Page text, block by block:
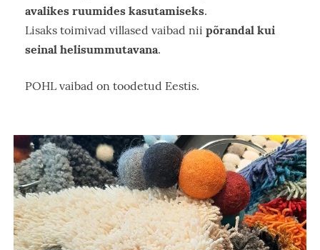
avalikes ruumides kasutamiseks.
Lisaks toimivad villased vaibad nii põrandal kui
seinal helisummutavana.
POHL vaibad on toodetud Eestis.